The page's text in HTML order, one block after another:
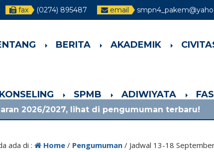
fax (0274) 895487 email
BERITA AKADEMIK
SPMB ADIWIYATA
lihat di pengumuman terbaru! 1 bulan
ada di : Home/ Pengumuman/ Jadwal 13-18